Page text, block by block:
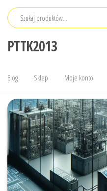
Przejdź
PTTK2013
Blog Sklep Moje konto